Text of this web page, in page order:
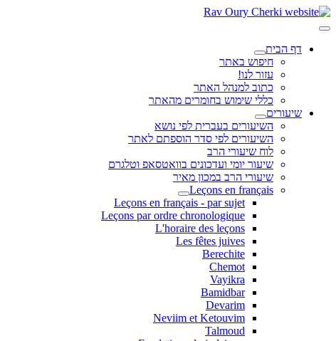
דף הבית
חיפוש באתר
עזור לנו!
כתוב למנהל האתר
כללי שימוש בחומרים מהאתר
שיעורים
השיעורים בעברית לפי נושא
השיעורים לפי סדר הוספתם לאתר
לוח שיעורי הרב
שיעור יומי ועדכונים בוואטסאפ וטלגרם
שיעורי הרב במכון מאיר
Leçons en français
Leçons en français - par sujet
Leçons par ordre chronologique
L'horaire des leçons
Les fêtes juives
Berechite
Chemot
Vayikra
Bamidbar
Devarim
Neviim et Ketouvim
Talmoud